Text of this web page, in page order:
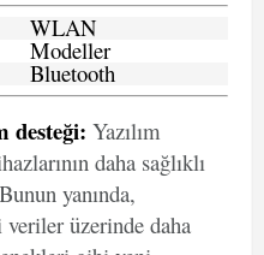
WLAN
Modeller
Bluetooth
desteği: Yazılım
daha sağlıklı
yanında,
üzerinde daha